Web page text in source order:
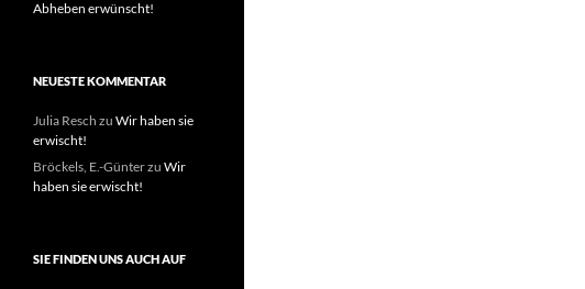
Abheben erwünscht!
NEUESTE KOMMENTAR
Julia Resch zu Wir haben sie
erwischt!
Bröckels, E.-Günterzu Wir
haben sie erwischt!
SIE FINDEN UNS AUCH AUF